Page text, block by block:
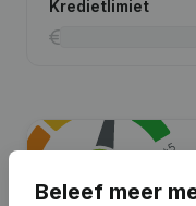
Kredietlimiet
Beleef meer